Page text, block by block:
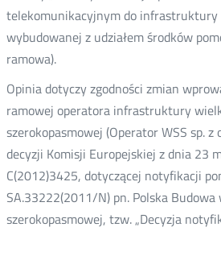
telekomunikacyjnym do
wybudowanej z udziałem środków
ramowa).
Opinia dotyczy zgodności zmian
ramowej operatora infrastruktury
szerokopasmowej (Operator WSS sp. z
decyzji Komisji Europejskiej z dnia 23
C(2012)3425, dotyczącej notyfikacji
SA.33222(2011/N) pn. Polska
szerokopasmowej, tzw. „Decyzja